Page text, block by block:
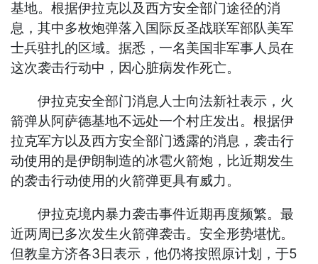
基地。根据伊拉克以及西方安全部门途径的消
息，其中多枚炮弹落入国际反圣战联军部队美军
士兵驻扎的区域。据悉，一名美国非军事人员在
这次袭击行动中，因心脏病发作死亡。
伊拉克安全部门消息人士向法新社表示，火
箭弹从阿萨德基地不远处一个村庄发出。根据伊
拉克军方以及西方安全部门透露的消息，袭击行
动使用的是伊朗制造的冰雹火箭炮，比近期发生
的袭击行动使用的火箭弹更具有威力。
伊拉克境内暴力袭击事件近期再度频繁。最
近两周已多次发生火箭弹袭击。安全形势堪忧。
但教皇方济各3日表示，他仍将按照原计划，于5